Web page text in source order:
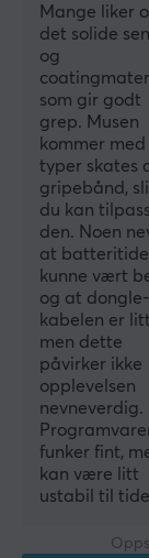
design og
valg for den
Waizowls
BATTERI
Batteritid
130 h
Bredde
57 mm
Dybde
120 mm
Høyde
40 mm
Mange liker
det solide
og
som gir godt
grep. Musen
kommer
typer skates
gripebånd,
du kan
den. Noen
at
kunne vært
og at dongle-
kabelen er
men dette
påvirker ikke
opplevelsen
nevneverdig.
funker fint,
kan være litt
ustabil til